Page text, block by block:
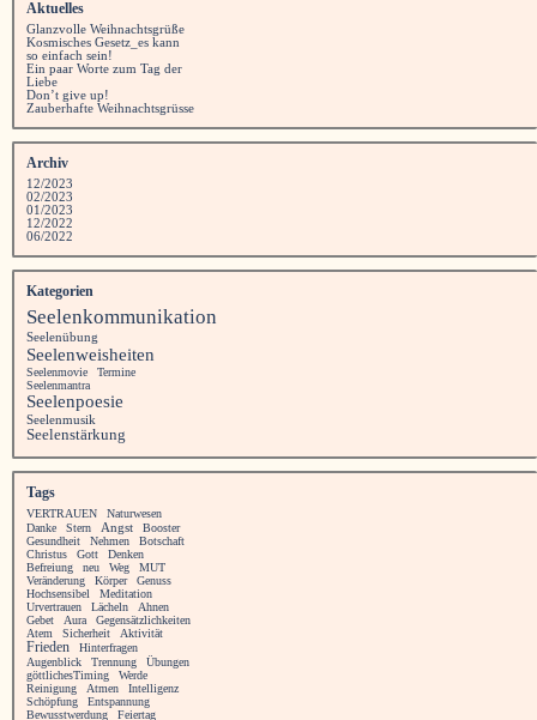
Aktuelles
Glanzvolle Weihnachtsgrüße
Kosmisches Gesetz_es kann
so einfach sein!
Ein paar Worte zum Tag der
Liebe
Don’t give up!
Zauberhafte Weihnachtsgrüsse
Archiv
12/2023
02/2023
01/2023
12/2022
06/2022
Kategorien
Seelenkommunikation
Seelenübung
Seelenweisheiten
Seelenmovie
Termine
Seelenmantra
Seelenpoesie
Seelenmusik
Seelenstärkung
Tags
VERTRAUEN
Naturwesen
Danke
Stern Angst
Booster
Gesundheit
Nehmen
Botschaft
Christus
Gott
Denken
Befreiung
neu Weg
MUT
Veränderung
Körper
Genuss
Hochsensibel
Meditation
Urvertrauen
Lächeln
Ahnen
Gebet
Aura
Gegensätzlichkeiten
Atem
Sicherheit Aktivität
Frieden
Hinterfragen
Augenblick
Trennung
Übungen
göttlichesTiming
Werde
Reinigung
Atmen
Intelligenz
Schöpfung
Entspannung
Bewusstwerdung
Feiertag